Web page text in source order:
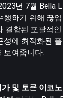
년 7월 Bella
행하기 위해 끊
결합된 포괄적
성에 최적화된
보여줍니다.
및 토큰 이코